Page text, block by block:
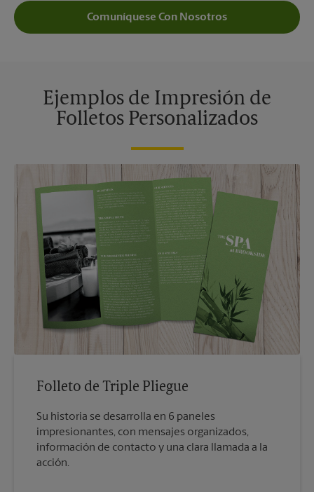
Comuníquese Con Nosotros
Ejemplos de Impresión de
Folletos Personalizados
Folleto de Triple Pliegue
Su historia se desarrolla en 6 paneles
impresionantes, con mensajes organizados,
información de contacto y una clara llamada a la
acción.